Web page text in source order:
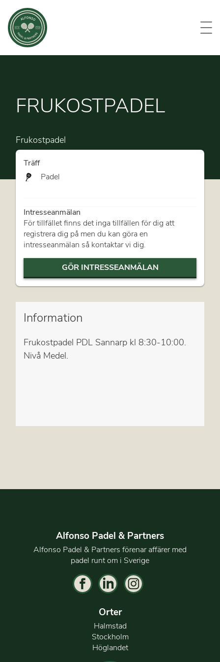
Evenemang
FRUKOSTPADEL
Frukostpadel
Information
Frukostpadel PDL Sannarp kl 8:30-10:00.
Nivå Medel.
Träff
Padel
Intresseanmälan
För tillfället finns det inga tillfällen för dig att
registrera dig på men du kan göra en
intresseanmälan så kontaktar vi dig.
GÖR INTRESSEANMÄLAN
Alfonso Padel & Partners
Alfonso Padel & Partners förenar affärer med
padel runt om i Sverige
Orter
Halmstad
Stockholm
Höglandet